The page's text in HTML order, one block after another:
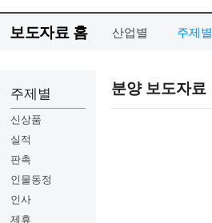
보도자료 홈 산업별 주제별
주제별
신상품
실적
판촉
인물동정
인사
제휴
분양 보도자료